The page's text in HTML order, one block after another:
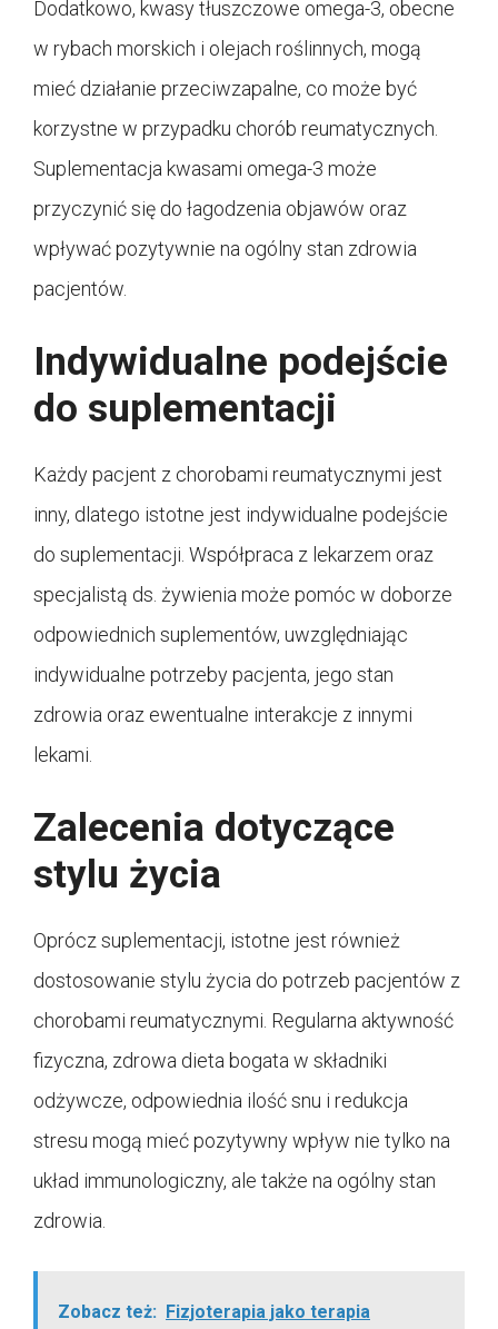
Dodatkowo, kwasy tłuszczowe omega-3, obecne
w rybach morskich i olejach roślinnych, mogą
mieć działanie przeciwzapalne, co może być
korzystne w przypadku chorób reumatycznych.
Suplementacja kwasami omega-3 może
przyczynić się do łagodzenia objawów oraz
wpływać pozytywnie na ogólny stan zdrowia
pacjentów.
Indywidualne podejście
do suplementacji
Każdy pacjent z chorobami reumatycznymi jest
inny, dlatego istotne jest indywidualne podejście
do suplementacji. Współpraca z lekarzem oraz
specjalistą ds. żywienia może pomóc w doborze
odpowiednich suplementów, uwzględniając
indywidualne potrzeby pacjenta, jego stan
zdrowia oraz ewentualne interakcje z innymi
lekami.
Zalecenia dotyczące
stylu życia
Oprócz suplementacji, istotne jest również
dostosowanie stylu życia do potrzeb pacjentów z
chorobami reumatycznymi. Regularna aktywność
fizyczna, zdrowa dieta bogata w składniki
odżywcze, odpowiednia ilość snu i redukcja
stresu mogą mieć pozytywny wpływ nie tylko na
układ immunologiczny, ale także na ogólny stan
zdrowia.
Zobacz też: Fizjoterapia jako terapia